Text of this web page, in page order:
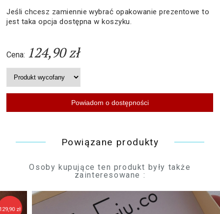
Jeśli chcesz zamiennie wybrać opakowanie prezentowe to
jest taka opcja dostępna w koszyku.
Cena: 124,90 zł
Powiązane produkty
Osoby kupujące ten produkt były także
zainteresowane :
149,90 zł